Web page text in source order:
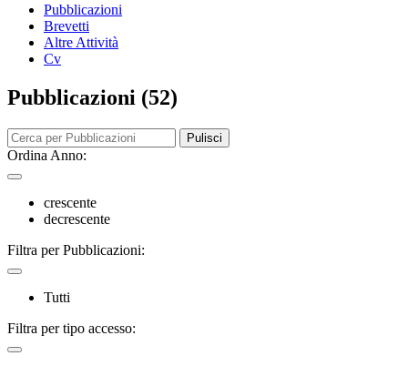
Pubblicazioni
Brevetti
Altre Attività
Cv
Pubblicazioni (52)
Pulisci
Ordina Anno:
crescente
decrescente
Filtra per Pubblicazioni:
Tutti
Filtra per tipo accesso: